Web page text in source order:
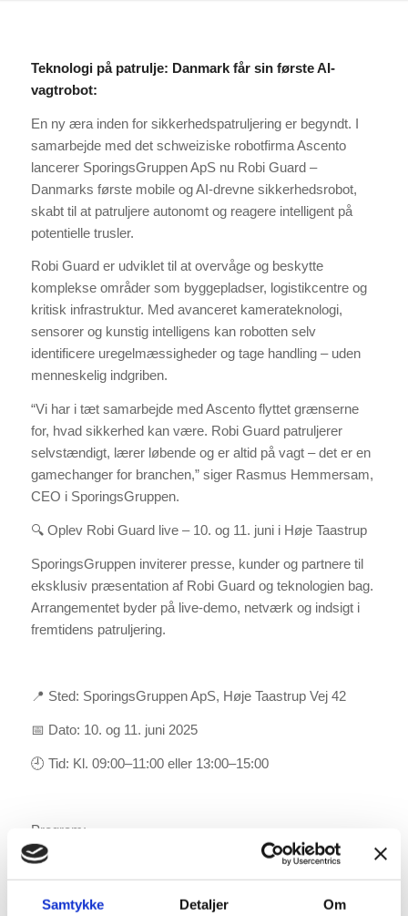
Samtykke Detaljer Om
Teknologi på patrulje: Danmark får sin første AI-
vagtrobot:
En ny æra inden for sikkerhedspatruljering er begyndt. I
samarbejde med det schweiziske robotfirma Ascento
lancerer SporingsGruppen ApS nu Robi Guard –
Danmarks første mobile og AI-drevne sikkerhedsrobot,
skabt til at patruljere autonomt og reagere intelligent på
potentielle trusler.
Robi Guard er udviklet til at overvåge og beskytte
komplekse områder som byggepladser, logistikcentre og
kritisk infrastruktur. Med avanceret kamerateknologi,
sensorer og kunstig intelligens kan robotten selv
identificere uregelmæssigheder og tage handling – uden
menneskelig indgriben.
“Vi har i tæt samarbejde med Ascento flyttet grænserne
for, hvad sikkerhed kan være. Robi Guard patruljerer
selvstændigt, lærer løbende og er altid på vagt – det er en
gamechanger for branchen,” siger Rasmus Hemmersam,
CEO i SporingsGruppen.
🔍 Oplev Robi Guard live – 10. og 11. juni i Høje Taastrup
SporingsGruppen inviterer presse, kunder og partnere til
eksklusiv præsentation af Robi Guard og teknologien bag.
Arrangementet byder på live-demo, netværk og indsigt i
fremtidens patruljering.
📍 Sted: SporingsGruppen ApS, Høje Taastrup Vej 42
📅 Dato: 10. og 11. juni 2025
🕘 Tid: Kl. 09:00–11:00 eller 13:00–15:00
Program:
Live-demonstration af Robi Guard i aktion